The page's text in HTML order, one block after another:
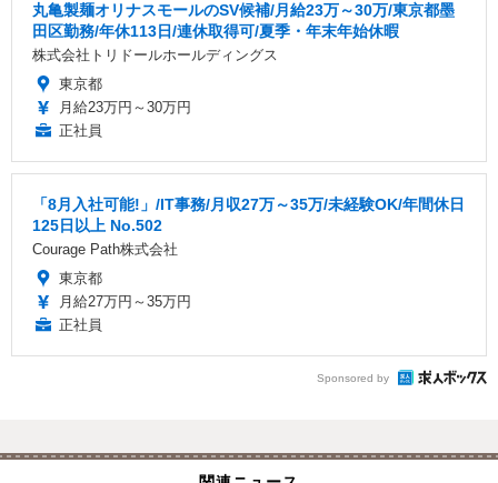
丸亀製麺オリナスモールのSV候補/月給23万～30万/東京都墨
田区勤務/年休113日/連休取得可/夏季・年末年始休暇
株式会社トリドールホールディングス
東京都
月給23万円～30万円
正社員
「8月入社可能!」/IT事務/月収27万～35万/未経験OK/年間休日
125日以上 No.502
Courage Path株式会社
東京都
月給27万円～35万円
正社員
Sponsored by